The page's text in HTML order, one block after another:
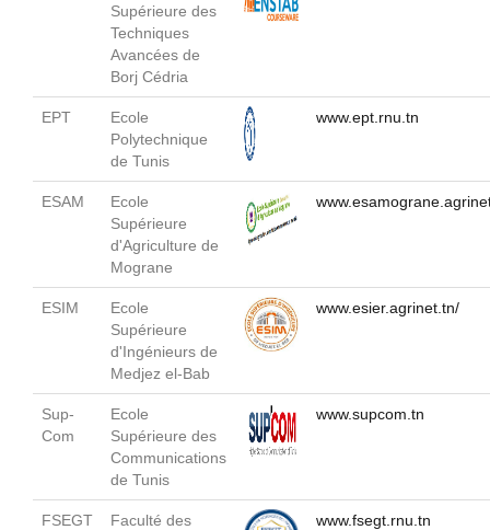
Supérieure des
Techniques
Avancées de
Borj Cédria
EPT
Ecole
Polytechnique
de Tunis
www.ept.rnu.tn
ESAM
Ecole
Supérieure
d'Agriculture de
Mograne
ESIM
Ecole
Supérieure
d'Ingénieurs de
Medjez el-Bab
www.esier.agrinet.tn/
Sup-
Com
Ecole
Supérieure des
Communications
de Tunis
www.supcom.tn
FSEGT
Faculté des
www.fsegt.rnu.tn